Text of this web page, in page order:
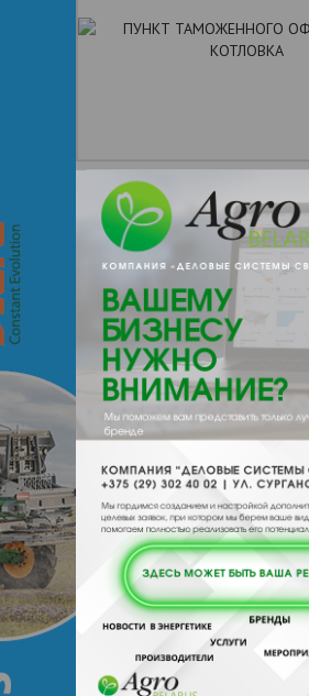
+ 375Показать
e-mail:
231217, , , , Островецкий
Котловка
Отзывы
Отзывы
Чтобы оставить
выставить рейтинг, нужно
Зарегистрироваться